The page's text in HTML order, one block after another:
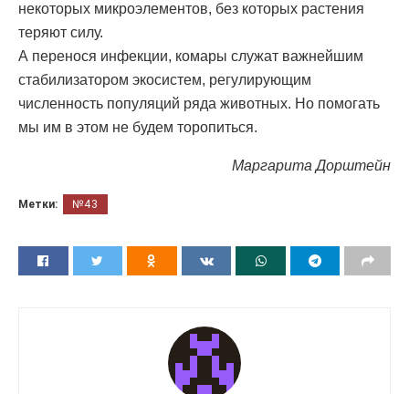
некоторых микроэлементов, без которых растения
теряют силу.
А перенося инфекции, комары служат важнейшим
стабилизатором экосистем, регулирующим
численность популяций ряда животных. Но помогать
мы им в этом не будем торопиться.
Маргарита Дорштейн
Метки: №43